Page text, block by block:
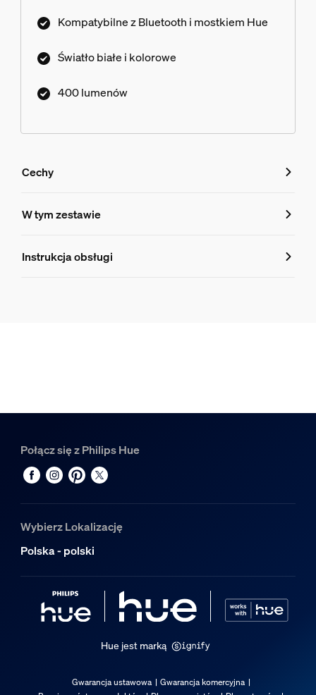
Kompatybilne z Bluetooth i mostkiem Hue
Światło białe i kolorowe
400 lumenów
Cechy
Cechy
8719514871656
W tym zestawie
Instrukcja obsługi
Połącz się z Philips Hue
Wybierz Lokalizację
Polska - polski
Hue jest marką
Gwarancja ustawowa
Gwarancja komercyjna